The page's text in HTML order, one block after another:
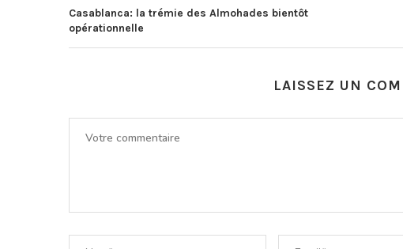
Casablanca: la trémie des Almohades bientôt
opérationnelle
LAISSEZ UN